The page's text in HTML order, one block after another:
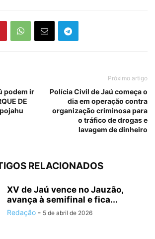
podem ir
DE
Próximo artigo
Polícia Civil de Jaú começa o
dia em operação contra
organização criminosa para
o tráfico de drogas e
lavagem de dinheiro
RELACIONADOS
XV de Jaú vence no Jauzão,
avança à semifinal e fica...
Redação - 5 de abril de 2026